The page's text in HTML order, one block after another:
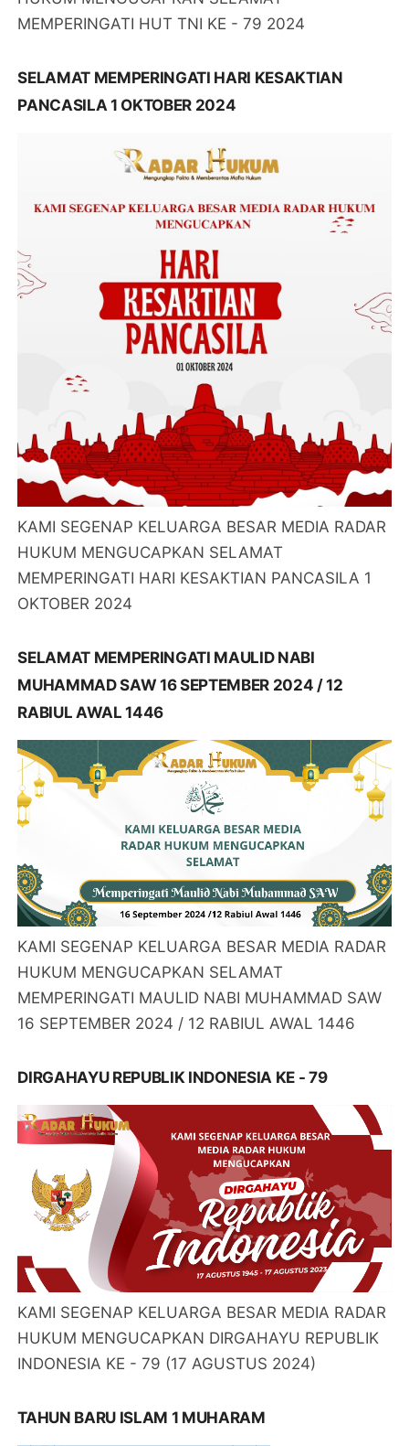
MEMPERINGATI HUT TNI KE - 79 2024
SELAMAT MEMPERINGATI HARI KESAKTIAN
PANCASILA 1 OKTOBER 2024
KAMI SEGENAP KELUARGA BESAR MEDIA RADAR
HUKUM MENGUCAPKAN SELAMAT
MEMPERINGATI HARI KESAKTIAN PANCASILA 1
OKTOBER 2024
SELAMAT MEMPERINGATI MAULID NABI
MUHAMMAD SAW 16 SEPTEMBER 2024 / 12
RABIUL AWAL 1446
KAMI SEGENAP KELUARGA BESAR MEDIA RADAR
HUKUM MENGUCAPKAN SELAMAT
MEMPERINGATI MAULID NABI MUHAMMAD SAW
16 SEPTEMBER 2024 / 12 RABIUL AWAL 1446
DIRGAHAYU REPUBLIK INDONESIA KE - 79
KAMI SEGENAP KELUARGA BESAR MEDIA RADAR
HUKUM MENGUCAPKAN DIRGAHAYU REPUBLIK
INDONESIA KE - 79 (17 AGUSTUS 2024)
TAHUN BARU ISLAM 1 MUHARAM